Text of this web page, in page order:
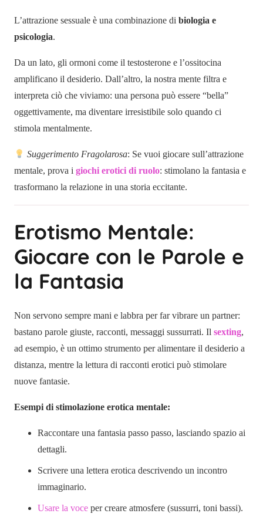
L’attrazione sessuale è una combinazione di biologia e
psicologia.
Da un lato, gli ormoni come il testosterone e l’ossitocina
amplificano il desiderio. Dall’altro, la nostra mente filtra e
interpreta ciò che viviamo: una persona può essere “bella”
oggettivamente, ma diventare irresistibile solo quando ci
stimola mentalmente.
Suggerimento Fragolarosa: Se vuoi giocare sull’attrazione
mentale, prova i giochi erotici di ruolo: stimolano la fantasia e
trasformano la relazione in una storia eccitante.
Erotismo Mentale:
Giocare con le Parole e
la Fantasia
Non servono sempre mani e labbra per far vibrare un partner:
bastano parole giuste, racconti, messaggi sussurrati. Il sexting,
ad esempio, è un ottimo strumento per alimentare il desiderio a
distanza, mentre la lettura di racconti erotici può stimolare
nuove fantasie.
Esempi di stimolazione erotica mentale:
Raccontare una fantasia passo passo, lasciando spazio ai
dettagli.
Scrivere una lettera erotica descrivendo un incontro
immaginario.
Usare la voce per creare atmosfere (sussurri, toni bassi).